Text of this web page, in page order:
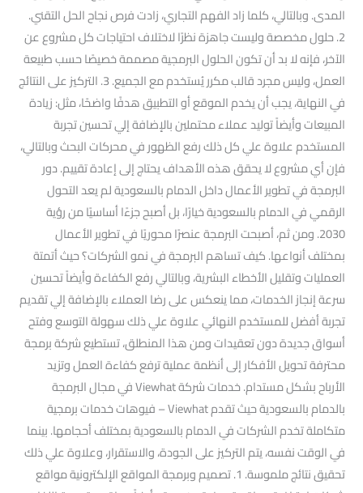
المدى. وبالتالي، كلما زاد الفهم التجاري، زادت فرص نجاح الحل التقني.
2. حلول مخصصة وليست جاهزة نظرًا لاختلاف احتياجات كل مشروع عن
الآخر، فإنه لا بد أن تكون الحلول البرمجية مصممة خصيصًا حسب طبيعة
العمل، وليس مجرد قالب مكرر يُستخدم مع الجميع. 3. التركيز على النتائج
في النهاية، يجب أن يخدم الموقع أو التطبيق هدفًا واضحًا، مثل: زيادة
المبيعات وأيضاً توليد عملاء محتملين بالإضافة إلي تحسين تجربة
المستخدم علاوة علي كل ذلك رفع الظهور في محركات البحث وبالتالي،
فإن أي مشروع لا يحقق هذه الأهداف يحتاج إلى إعادة تقييم. دور
البرمجة في تطوير الأعمال داخل الدمام بالسعودية لم يعد التحول
الرقمي في الدمام بالسعودية خيارًا، بل أصبح جزءًا أساسيًا من رؤية
2030. ومن ثم، أصبحت البرمجة عنصرًا محوريًا في تطوير الأعمال
بمختلف أنواعها. كيف تساهم البرمجة في نمو الشركات؟ حيث أتمتة
العمليات وتقليل الأخطاء البشرية، وبالتالي رفع الكفاءة وأيضاً تحسين
سرعة إنجاز الخدمات، مما ينعكس على رضا العملاء بالإضافة إلي تقديم
تجربة أفضل للمستخدم النهائي علاوة علي ذلك سهولة التوسع وفتح
أسواق جديدة دون تعقيدات ومن هذا المنطلق، تستطيع شركة برمجة
محترفة تحويل الأفكار إلى أنظمة عملية ترفع كفاءة العمل وتزيد
الأرباح بشكل مستدام. خدمات شركة Viewhat في مجال البرمجة
بالدمام بالسعودية حيث تقدم Viewhat – فيوهات خدمات برمجية
متكاملة تخدم الشركات في الدمام بالسعودية بمختلف أحجامها. بينما
في الوقت نفسه، يتم التركيز على الجودة، والاستقرار، وعلاوة علي ذلك
تحقيق نتائج ملموسة. 1. تصميم وبرمجة المواقع الإلكترونية مواقع